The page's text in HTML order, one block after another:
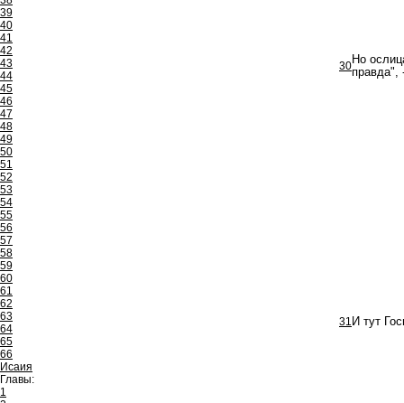
39
40
41
42
43
44
45
46
47
48
49
50
51
52
53
54
55
56
57
58
59
60
61
62
63
64
65
66
Исаия
Главы:
1
30Но
правда",
31 И тут